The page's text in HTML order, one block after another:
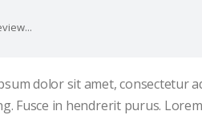
dolor sit amet, consectetur
Fusce in hendrerit purus.